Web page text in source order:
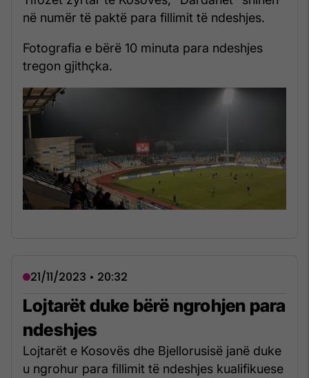
në numër të paktë para fillimit të ndeshjes.
Fotografia e bërë 10 minuta para ndeshjes
tregon gjithçka.
21/11/2023 • 20:32
Lojtarët duke bërë ngrohjen para
ndeshjes
Lojtarët e Kosovës dhe Bjellorusisë janë duke
u ngrohur para fillimit të ndeshjes kualifikuese